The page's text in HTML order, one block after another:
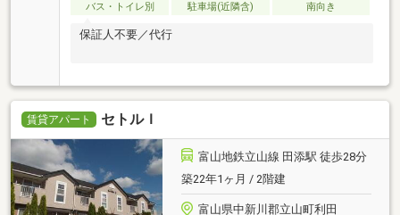
バス・トイレ別
駐車場(近隣含) 南向き
保証人不要／代行
賃貸アパート セトルＩ
富山地鉄立山線 田添駅 徒歩28分
築22年1ヶ月 / 2階建
富山県中新川郡立山町利田